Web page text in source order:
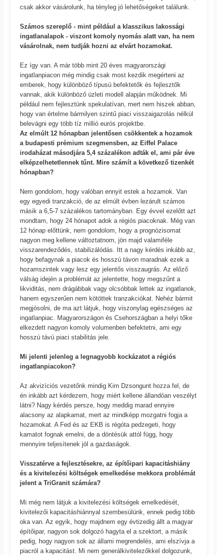
csak akkor vásárolunk, ha tényleg jó lehetőségeket találunk.
Számos szereplő - mint például a klasszikus lakossági
ingatlanalapok - viszont komoly nyomás alatt van, ha nem
vásárolnak, nem tudják hozni az elvárt hozamokat.
Ez így van. A már több mint 20 éves magyarországi
ingatlanpiacon még mindig csak most kezdik megérteni az
emberek, hogy különböző típusú befektetők és fejlesztők
vannak, akik különböző üzleti modell alapján működnek. Mi
például nem fejlesztünk spekulatívan, mert nem hiszek abban,
hogy van értelme bármilyen szintű piaci visszaigazolás nélkül
belevágni egy több tíz millió eurós projektbe.
Az elmúlt 12 hónapban jelentősen csökkentek a hozamok
a budapesti prémium szegmensben, az Eiffel Palace
irodaházat másodjára 5,4 százalékon adták el, ami pár éve
elképzelhetetlennek tűnt. Mire számít a következő tizenkét
hónapban?
Nem gondolom, hogy valóban ennyit estek a hozamok. Van
egy egyedi tranzakció, de az elmúlt évben lezárult számos
másik a 6,5-7 százalékos tartományban. Egy évvel ezelőtt azt
mondtam, hogy 24 hónapot adok a régiós piacoknak. Még van
12 hónap előttünk, nem gondolom, hogy a prognózisomat
nagyon meg kellene változtatnom, jön majd valamiféle
visszarendeződés, stabilizálódás. Itt a nagy kérdés inkább az,
hogy befagynak a piacok és hosszú távon maradnak ezek a
hozamszintek vagy lesz egy jelentős visszaugrás. Az előző
válság idején a problémát az jelentette, hogy megszűnt a
likviditás, nem drágábbak vagy olcsóbbak lettek az ingatlanok,
hanem egyszerűen nem kötöttek tranzakciókat. Nehéz bármit
megjósolni, de ma azt látjuk, hogy viszonylag egészséges az
ingatlanpiac. Magyarországon és Csehországban a helyi tőke
elkezdett nagyon komoly volumenben befektetni, ami egy
hosszú távú piaci stabilitás jele.
Mi jelenti jelenleg a legnagyobb kockázatot a régiós
ingatlanpiacokon?
Az akvizíciós vezetőnk mindig Kim Dzsongunt hozza fel, de
én inkább azt kérdezem, hogy miért kellene állandóan veszélyt
látni? Nagy kérdés persze, hogy meddig marad ennyire
alacsony az alapkamat, mert az mindképp mozgatni fogja a
hozamokat. A Fed és az EKB is régóta pedzegeti, hogy
kamatot fognak emelni, de a döntésük attól függ, hogy
mennyire teljesítenek jól a gazdaságok.
Visszatérve a fejlesztésekre, az építőipari kapacitáshiány
és a kivitelezési költségek emelkedése mekkora problémát
jelent a TriGranit számára?
Mi még nem látjuk a kivitelezési költségek emelkedését,
kivitelezői kapacitáshiánnyal szembesülünk, ennek pedig több
oka van. Az egyik, hogy majdnem egy évtizedig állt a magyar
építőipar, nagyon sok dolgozó hagyta el a szektort, a másik
pedig, hogy nagyon sok az állami megrendelés, ami elszívja a
piacról a kapacitást. Mi nem generálkivitelezőkkel dolgozunk,